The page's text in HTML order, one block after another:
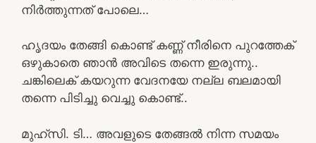
നിർത്തുന്നത് പോലെ…
ഹൃദയം തേങ്ങി കൊണ്ട് കണ്ണ് നീരിനെ പുറത്തേക്
ഒഴുകാതെ ഞാൻ അവിടെ തന്നെ ഇരുന്നു..
ചങ്കിലെക് കയറുന്ന വേദനയേ നല്ല ബലമായി
തന്നെ പിടിച്ചു വെച്ചു കൊണ്ട്..
മുഹ്സി. ടി… അവളുടെ തേങ്ങൽ നിന്ന സമയം